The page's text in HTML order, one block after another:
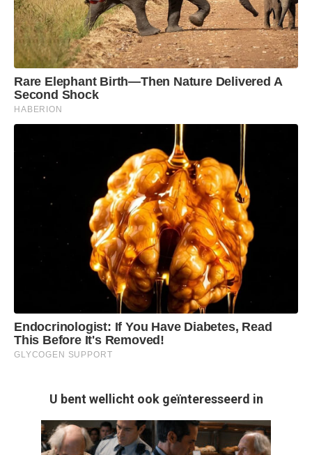
U bent wellicht ook geïnteresseerd in